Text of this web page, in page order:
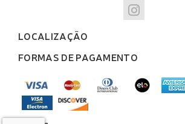
LOCALIZAÇÃO
FORMAS DE PAGAMENTO